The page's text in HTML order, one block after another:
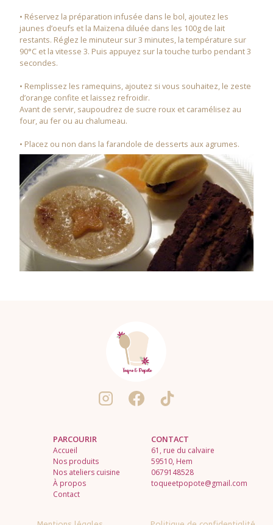
• Réservez la préparation infusée dans le bol, ajoutez les
jaunes d’oeufs et la Maïzena diluée dans les 100g de lait
restants. Réglez le minuteur sur 3 minutes, la température sur
90°C et la vitesse 3. Puis appuyez sur la touche turbo pendant 3
secondes.
• Remplissez les ramequins, ajoutez si vous souhaitez, le zeste
d’orange confite et laissez refroidir.
Avant de servir, saupoudrez de sucre roux et caramélisez au
four, au fer ou au chalumeau.
• Placez ou non dans la farandole de desserts aux agrumes.
PARCOURIR
Accueil
Nos produits
Nos ateliers cuisine
À propos
Contact
CONTACT
61, rue du calvaire
59510, Hem
0679148528
toqueetpopote@gmail.com